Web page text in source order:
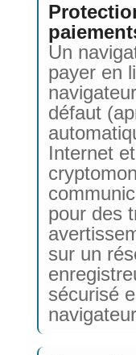
Un
payer en
défaut
Internet
pour des
sur un
sécurisé